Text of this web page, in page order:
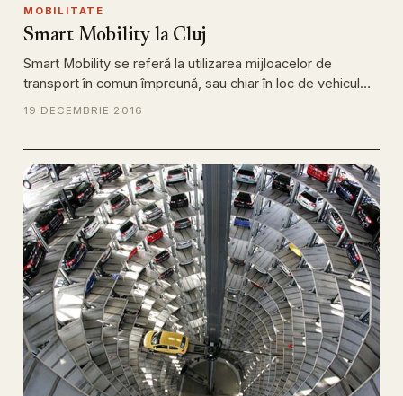
MOBILITATE
Smart Mobility la Cluj
Smart Mobility se referă la utilizarea mijloacelor de
transport în comun împreună, sau chiar în loc de vehicul…
19 DECEMBRIE 2016